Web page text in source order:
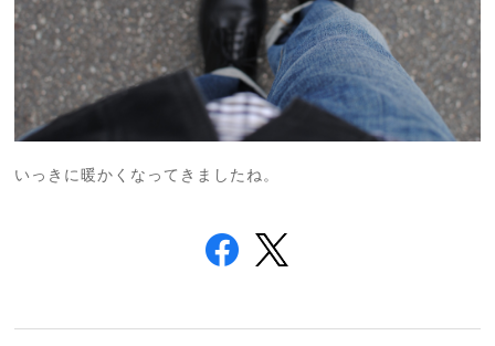
いっきに暖かくなってきましたね。